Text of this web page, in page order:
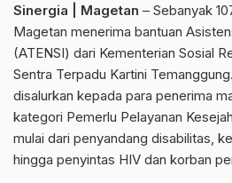
Sinergia | Magetan – Sebanyak
Magetan menerima bantuan
(ATENSI) dari Kementerian Sosial
Sentra Terpadu Kartini
disalurkan kepada para penerima
kategori Pemerlu Pelayanan
mulai dari penyandang disabilitas,
hingga penyintas HIV dan korban